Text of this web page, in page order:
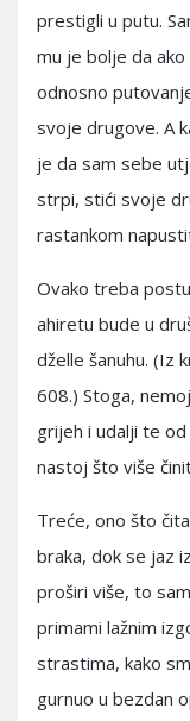
prestigli u putu.
mu je bolje da
odnosno
svoje drugove. A
je da sam sebe
strpi, stići svoje
rastankom
Ovako treba
ahiretu bude u
dželle šanuhu. (Iz
608.) Stoga,
grijeh i udalji te
nastoj što više
Treće, ono što
braka, dok se jaz
proširi više, to
primami lažnim
strastima, kako
gurnuo u bezdan